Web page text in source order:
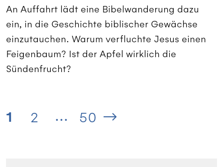
An Auffahrt lädt eine Bibelwanderung dazu
ein, in die Geschichte biblischer Gewächse
einzutauchen. Warum verfluchte Jesus einen
Feigenbaum? Ist der Apfel wirklich die
Sündenfrucht?
1 2 ... 50